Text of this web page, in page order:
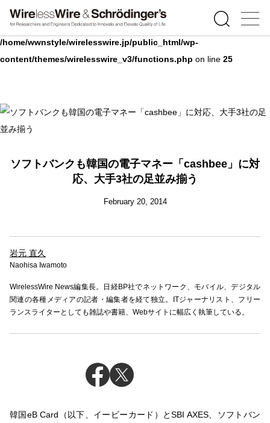
Warning: Undefined array key 0 in
/home/wwnstyle/wirelesswire.jp/public_html/wp-
content/themes/wirelesswire_v3/functions.php on line 25
ソフトバンクも韓国の電子マネー「cashbee」に対
応、大手3社の足並み揃う
February 20, 2014
岩元 直久
Naohisa Iwamoto
WirelessWire News編集長。日経BP社でネットワーク、モバイル、デジタル
関連の各種メディアの記者・編集者を経て独立。ITジャーナリスト、フリー
ランスライターとしても雑誌や書籍、Webサイトに幅広く執筆している。
韓国eB Card（以下、イービーカード）とSBI AXES、ソフトバン